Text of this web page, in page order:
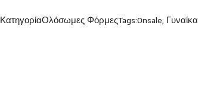
ΚατηγορίαΟλόσωμες ΦόρμεςTags:Onsale, Γυναίκα